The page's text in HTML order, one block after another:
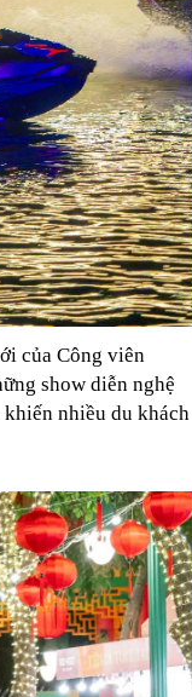
của Công viên
show diễn nghệ
nhiều du khách